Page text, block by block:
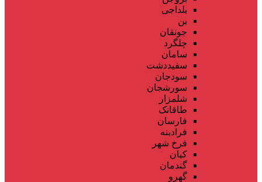
بلداجی
بن
جونقان
چلگرد
سامان
سفیددشت
سودجان
سورشجان
شلمزار
طاقانک
فارسان
فرادبنه
فرخ شهر
کیان
گندمان
گهرو